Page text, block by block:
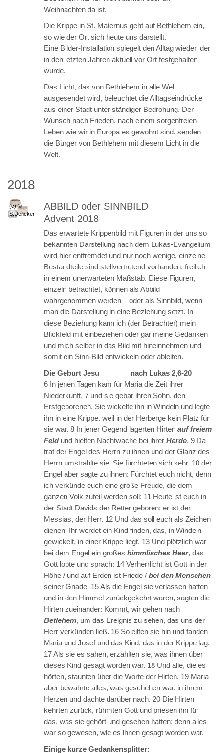
Weihnachten da ist.
Die Krippe in St. Maternus geht auf Bethlehem ein,
so wie der Ort sich heute uns darstellt.
Eine Bilder-Installation spiegelt den Alltag wieder, der
in den letzten Jahren aktuell vor Ort festgehalten
wurde.
Das Licht, das von Bethlehem in alle Welt
ausgesendet wird, beleuchtet die Alltagseindrücke
aus einer Stadt unter ständiger Bedrohung. Der
Wunsch nach Frieden, nach einem sorgenfreien
Leben wie wir in Europa es gewohnt sind, senden
die Bürger von Bethlehem mit diesem Licht in die
Welt.
2018
(c) ©
S.Dencker
ABBILD oder SINNBILD
Advent 2018
Das erwartete Krippenbild mit Figuren in der uns so
bekannten Darstellung nach dem Lukas-Evangelium
wird hier entfremdet und nur noch wenige, einzelne
Bestandteile sind stellvertretend vorhanden, freilich
in einem unerwarteten Maßstab. Diese Figuren,
einzeln betrachtet, können als Abbild
wahrgenommen werden – oder als Sinnbild, wenn
man die Darstellung in eine Beziehung setzt. In
diese Beziehung kann ich (der Betrachter) mein
Blickfeld mit einbeziehen oder gar meine Gedanken
und mich selber in das Bild mit hineinnehmen und
somit ein Sinn-Bild entwickeln oder ableiten.
Die Geburt Jesu nach Lukas 2,6-20
6 In jenen Tagen kam für Maria die Zeit ihrer
Niederkunft, 7 und sie gebar ihren Sohn, den
Erstgeborenen. Sie wickelte ihn in Windeln und legte
ihn in eine Krippe, weil in der Herberge kein Platz für
sie war. 8 In jener Gegend lagerten Hirten auf freiem
Feldund hielten Nachtwache bei ihrer Herde. 9 Da
trat der Engel des Herrn zu ihnen und der Glanz des
Herrn umstrahlte sie. Sie fürchteten sich sehr, 10 der
Engel aber sagte zu ihnen: Fürchtet euch nicht, denn
ich verkünde euch eine große Freude, die dem
ganzen Volk zuteil werden soll: 11 Heute ist euch in
der Stadt Davids der Retter geboren; er ist der
Messias, der Herr. 12 Und das soll euch als Zeichen
dienen: Ihr werdet ein Kind finden, das, in Windeln
gewickelt, in einer Krippe liegt. 13 Und plötzlich war
bei dem Engel ein großes himmlisches Heer, das
Gott lobte und sprach: 14 Verherrlicht ist Gott in der
Höhe / und auf Erden ist Friede / bei den Menschen
seiner Gnade. 15 Als die Engel sie verlassen hatten
und in den Himmel zurückgekehrt waren, sagten die
Hirten zueinander: Kommt, wir gehen nach
Betlehem, um das Ereignis zu sehen, das uns der
Herr verkünden ließ. 16 So eilten sie hin und fanden
Maria und Josef und das Kind, das in der Krippe lag.
17 Als sie es sahen, erzählten sie, was ihnen über
dieses Kind gesagt worden war. 18 Und alle, die es
hörten, staunten über die Worte der Hirten. 19 Maria
aber bewahrte alles, was geschehen war, in ihrem
Herzen und dachte darüber nach. 20 Die Hirten
kehrten zurück, rühmten Gott und priesen ihn für
das, was sie gehört und gesehen hatten; denn alles
war so gewesen, wie es ihnen gesagt worden war.
Einige kurze Gedankensplitter: